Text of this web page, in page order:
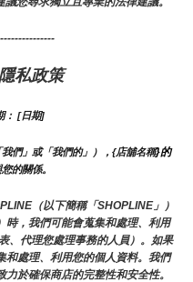
私政策
： [日期]
們」或「我們的」），{店舖名稱}的
的關係。
（以下簡稱「SHOPLINE」）
時，我們可能會蒐集和處理、利用
、代理您處理事務的人員）。如果
和處理、利用您的個人資料。我們
於確保商店的完整性和安全性。